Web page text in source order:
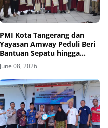
PMI Kota Tangerang dan
Yayasan Amway Peduli Beri
Bantuan Sepatu hingga
Seragam untuk 300 Siswa
June 08, 2026